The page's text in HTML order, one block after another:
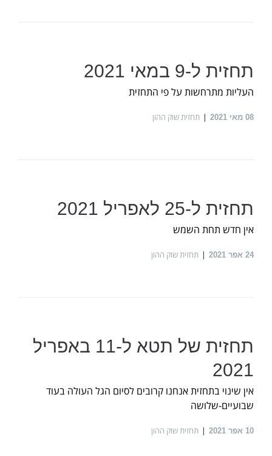
תחזית ל-9 במאי 2021
העליות מתרחשות על פי התחזית
08 מאי 2021 תחזית שוק ההון
תחזית ל-25 לאפריל 2021
אין חדש תחת השמש
24 אפר 2021 תחזית שוק ההון
תחזית של תטא ל-11 באפריל
2021
אין שינוי בתחזית אנחנו קרובים לסיום הגל העולה בעוד
שבועיים-שלושה
10 אפר 2021 תחזית שוק ההון